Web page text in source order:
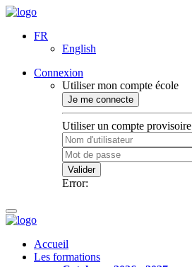
FR
English
Connexion
Utiliser mon compte école
Je me connecte
Utiliser un compte provisoire
Valider
Error:
Accueil
Les formations